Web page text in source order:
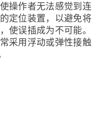
操作者无法感觉到连
定位装置，以避免将
使误插成为不可能。
采用浮动或弹性接触